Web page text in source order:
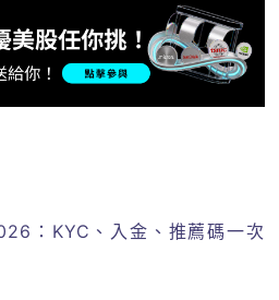
：KYC、入金、推薦碼一次